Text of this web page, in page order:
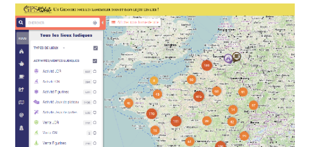
Mars
2023
À
Lille